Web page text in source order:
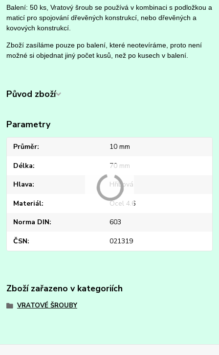
Balení: 50 ks, Vratový šroub se používá v kombinaci s podložkou a
maticí pro spojování dřevěných konstrukcí, nebo dřevěných a
kovových konstrukcí.
Zboží zasíláme pouze po balení, které neotevíráme, proto není
možné si objednat jiný počet kusů, než po kusech v balení.
Původ zboží
Parametry
Průměr 10 mm
Délka 70 mm
Hlava Hřibová
Materiál Ocel 4.6
Norma DIN 603
ČSN 021319
Zboží zařazeno v kategoriích
VRATOVÉ ŠROUBY